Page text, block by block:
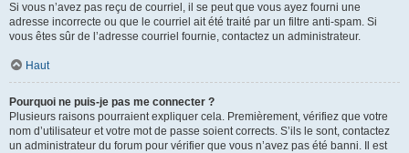
Si vous n’avez pas reçu de courriel, il se peut que vous ayez fourni une
adresse incorrecte ou que le courriel ait été traité par un filtre anti-spam. Si
vous êtes sûr de l’adresse courriel fournie, contactez un administrateur.
Haut
Pourquoi ne puis-je pas me connecter ?
Plusieurs raisons pourraient expliquer cela. Premièrement, vérifiez que votre
nom d’utilisateur et votre mot de passe soient corrects. S’ils le sont, contactez
un administrateur du forum pour vérifier que vous n’avez pas été banni. Il est